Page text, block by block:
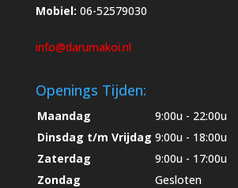
Mobiel: 06-52579030
info@darumakoi.nl
Openings Tijden:
Maandag
9:00u - 22:00u
Dinsdag t/m Vrijdag 9:00u - 18:00u
Zaterdag
9:00u - 17:00u
Zondag
Gesloten